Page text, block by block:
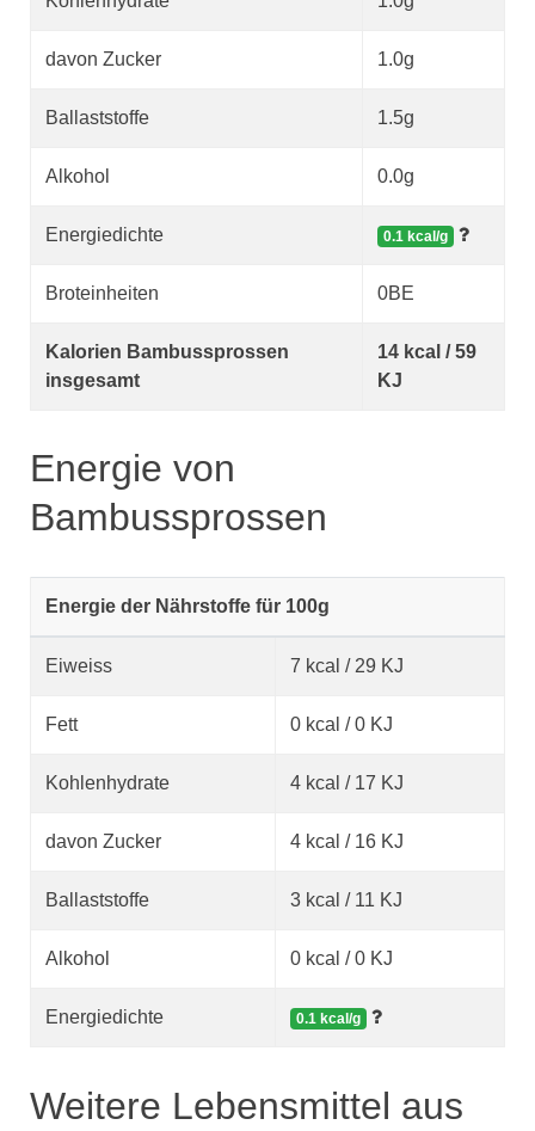
davon Zucker 1.0g
Ballaststoffe 1.5g
Alkohol 0.0g
Energiedichte 0.1 kcal/g
Broteinheiten 0BE
Kalorien Bambussprossen
insgesamt
14 kcal / 59
KJ
Energie von
Bambussprossen
Energie der Nährstoffe für 100g
Eiweiss 7 kcal / 29 KJ
Fett 0 kcal / 0 KJ
Kohlenhydrate 4 kcal / 17 KJ
davon Zucker 4 kcal / 16 KJ
Ballaststoffe 3 kcal / 11 KJ
Alkohol 0 kcal / 0 KJ
Energiedichte 0.1 kcal/g
Weitere Lebensmittel aus